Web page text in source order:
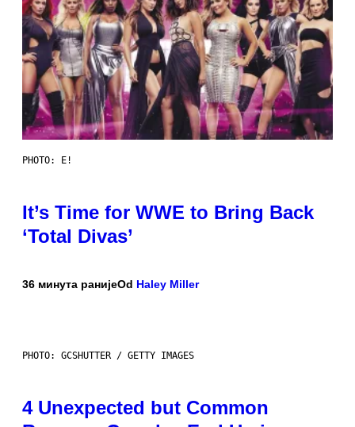
PHOTO: E!
It’s Time for WWE to Bring Back
‘Total Divas’
36 минута ранијеOd Haley Miller
PHOTO: GCSHUTTER / GETTY IMAGES
4 Unexpected but Common